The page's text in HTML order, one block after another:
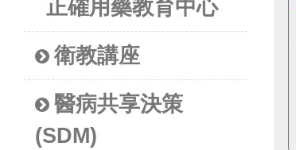
正確用藥教育中心
衛教講座
醫病共享決策
(SDM)